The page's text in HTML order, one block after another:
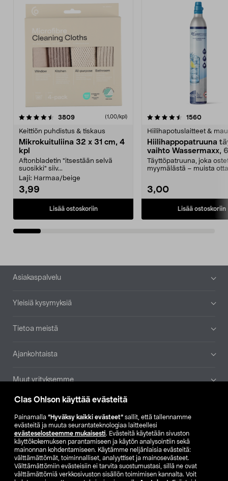
Clas Ohlson käyttää evästeitä
Painamalla ”Hyväksy kaikki evästeet” sallit, että tallennamme
evästeitä ja muuta seurantateknologiaa laitteellesi
evästeselosteemme mukaisesti. Evästeitä käytetään sivuston
käyttökokemuksen parantamiseen ja käytön analysointiin sekä
mainonnan kohdentamiseen. Käytämme neljänlaisia evästeitä:
välttämättömät, toiminnalliset, analyyttiset ja mainosevästeet.
Välttämättömiin evästeisiin ei tarvita suostumustasi, sillä ne ovat
välttämättömiä verkkosivuston sisällön toimimisen kannalta. Voit
3809arvostelut (1,00/kpl)
Keittiön puhdistus & tiskaus
Mikrokuituliina 32 x 31 cm, 4
kpl
Aftonbladetin "itsestään selvä
suosikki" siiv...
Laji: Harmaa/beige
3,99
Lisää ostoskoriin
4.5viidestä
1560
Hiilihapotuslaitteet &
Hiilihappopatruuna
vaihto Wassermaxx,
Täyttöpatruuna, joka
myymälästä – muista
3,00
Lisää ostoskoriin
4.5viidestä
Alatunniste
Asiakaspalvelu
Yleisiä kysymyksiä
Tietoa meistä
Ajankohtaista
Muut yrityksemme
Etsi myymälä
SE NO FI
FI SV